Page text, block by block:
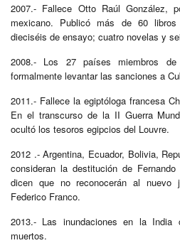
2007.- Fallece Otto Raúl González,
mexicano. Publicó más de 60
dieciséis de ensayo; cuatro novelas y
2008.- Los 27 países miembros de
formalmente levantar las sanciones a
2011.- Fallece la egiptóloga francesa
En el transcurso de la II Guerra
ocultó los tesoros egipcios del Louvre.
2012 .- Argentina, Ecuador, Bolivia,
consideran la destitución de
dicen que no reconocerán al nuevo
Federico Franco.
2013.- Las inundaciones en la
muertos.